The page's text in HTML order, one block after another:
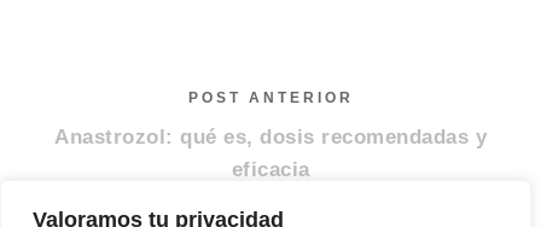
Valoramos tu privacidad
POST ANTERIOR
Anastrozol: qué es, dosis recomendadas y
eficacia